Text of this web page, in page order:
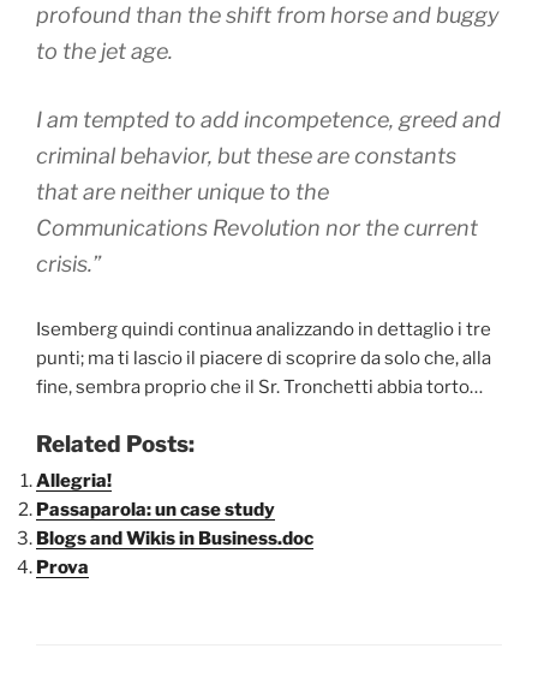
profound than the shift from horse and buggy
to the jet age.
I am tempted to add incompetence, greed and
criminal behavior, but these are constants
that are neither unique to the
Communications Revolution nor the current
crisis.”
Isemberg quindi continua analizzando in dettaglio i tre
punti; ma ti lascio il piacere di scoprire da solo che, alla
fine, sembra proprio che il Sr. Tronchetti abbia torto…
Related Posts:
Allegria!
Passaparola: un case study
Blogs and Wikis in Business.doc
Prova